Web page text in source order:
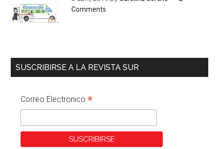
Comments
SUSCRIBIRSE A LA REVISTA SUR
Correo Electronico*